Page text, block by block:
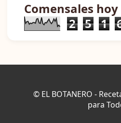
Comensales hoy
2 5 1
© EL BOTANERO -
para